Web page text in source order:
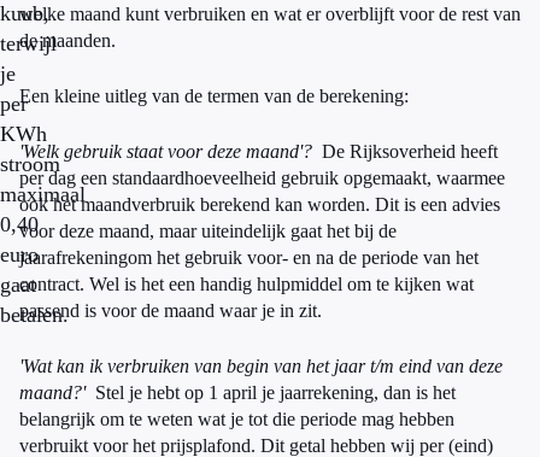
kuub,
terwijl
je
per
KWh
stroom
maximaal
0,40
euro
gaat
betalen.
welke maand kunt verbruiken en wat er overblijft voor de rest van
de maanden.
Een kleine uitleg van de termen van de berekening:
'Welk gebruik staat voor deze maand'? De Rijksoverheid heeft
per dag een standaardhoeveelheid gebruik opgemaakt, waarmee
ook het maandverbruik berekend kan worden. Dit is een advies
voor deze maand, maar uiteindelijk gaat het bij de
jaarafrekeningom het gebruik voor- en na de periode van het
contract. Wel is het een handig hulpmiddel om te kijken wat
passend is voor de maand waar je in zit.
'Wat kan ik verbruiken van begin van het jaar t/m eind van deze
maand?' Stel je hebt op 1 april je jaarrekening, dan is het
belangrijk om te weten wat je tot die periode mag hebben
verbruikt voor het prijsplafond. Dit getal hebben wij per (eind)